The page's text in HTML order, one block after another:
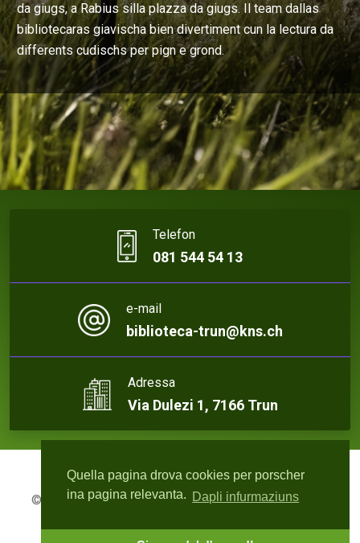
Quella pagina drova cookies per porscher
ina pagina relevanta. Dapli infurmaziuns
da giugs, a Rabius silla plazza da giugs. Il team dallas
bibliotecaras giavischa bien divertiment cun la lectura da
differents cudischs per pign e grond.
Telefon
081 544 54 13
e-mail
biblioteca-trun@kns.ch
Adressa
Via Dulezi 1, 7166 Trun
© 2026 Biblioteca Trun | Webdesign:rute4.ch - Roger